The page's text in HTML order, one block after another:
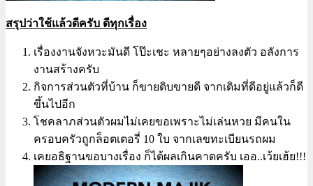
สรุปว่าใช้แล้วดีครับ ดีทุกเรื่อง
เรื่องงานจังหวะมันดี โป๊ะเชะ หลายๆอย่างลงตัว อลังการ
งานสร้างครับ
กิจการส่วนตัวที่บ้าน ก็ขายดิบขายดี จากเดิมที่ดีอยู่แล้วก็ดี
ขึ้นไปอีก
โชคลาภส่วนตัวผมไม่เคยขอเพราะไม่เล่นหวย มีคนใน
ครอบครัวถูกล็อตเตอรี่ 10 ใบ จากเลขทะเบียนรถผม
เคยอธิฐานขอบางเรื่อง ก็ได้ผลเกินคาดครับ เออ..เว้ยเฮ้ย!!!